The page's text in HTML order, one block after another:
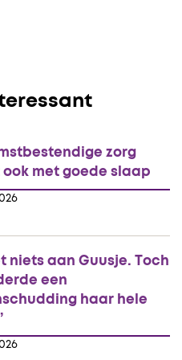
zorg
ook met goede slaap
niets aan Guusje. Toch
een
haar hele